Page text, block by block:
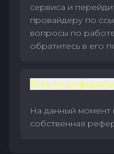
сервиса и
провайдеру по
вопросы по
обратитесь в его
Есть ли
На данный момент
собственная